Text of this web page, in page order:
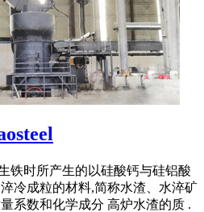
铁时所产生的以硅酸钙与硅铝酸
冷成粒的材料,简称水渣、水淬矿
系数和化学成分 高炉水渣的质 .